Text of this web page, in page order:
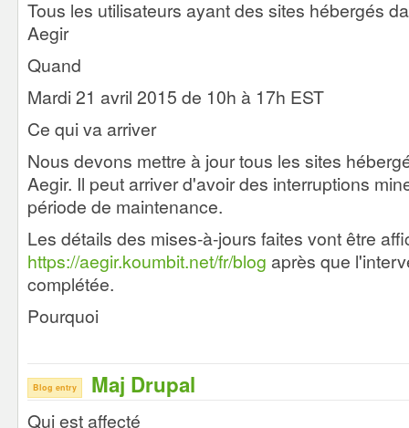
Tous les utilisateurs ayant des sites hébergés
Aegir
Quand
Mardi 21 avril 2015 de 10h à 17h EST
Ce qui va arriver
Nous devons mettre à jour tous les sites
Aegir. Il peut arriver d'avoir des interruptions
période de maintenance.
Les détails des mises-à-jours faites vont être
https://aegir.koumbit.net/fr/blog après que
complétée.
Pourquoi
Blog entry Maj Drupal
Qui est affecté